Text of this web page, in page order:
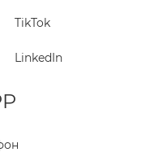
TikTok
LinkedIn